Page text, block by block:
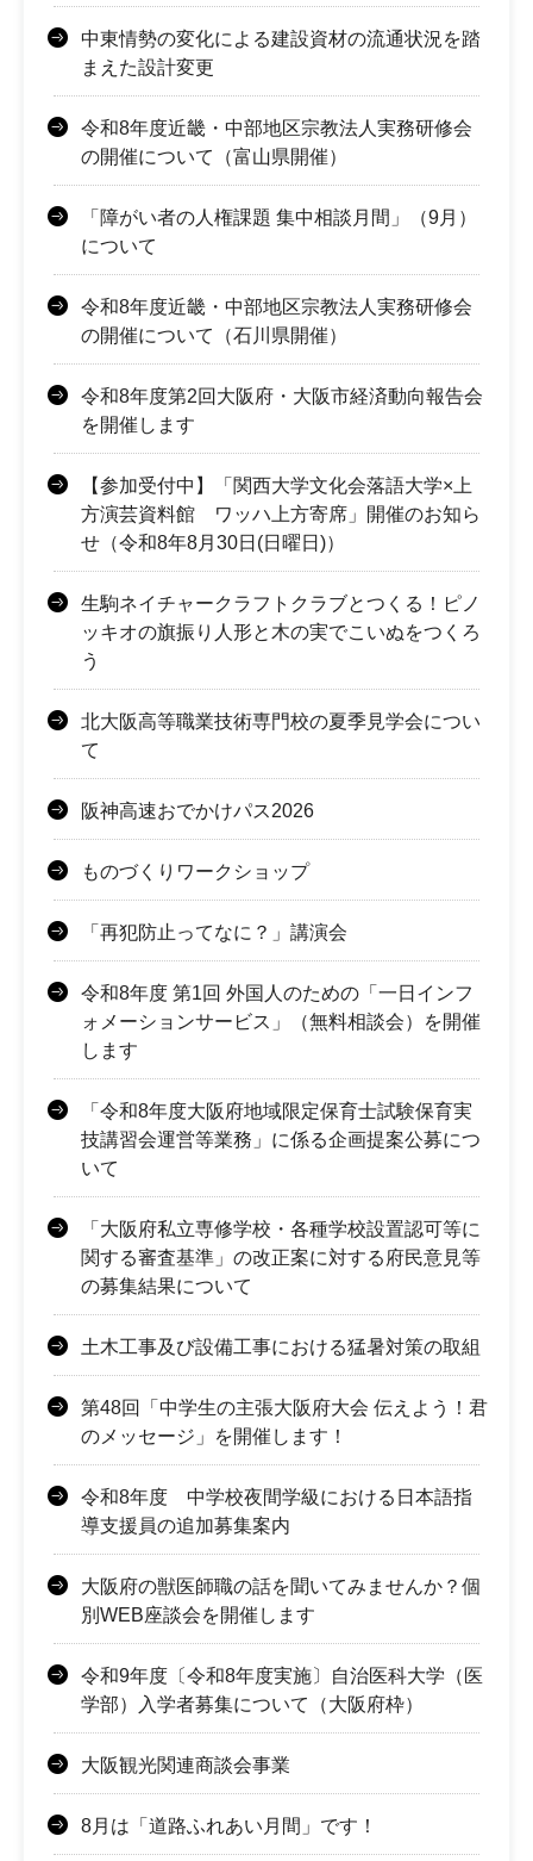
中東情勢の変化による建設資材の流通状況を踏
まえた設計変更
令和8年度近畿・中部地区宗教法人実務研修会
の開催について（富山県開催）
「障がい者の人権課題 集中相談月間」（9月）
について
令和8年度近畿・中部地区宗教法人実務研修会
の開催について（石川県開催）
令和8年度第2回大阪府・大阪市経済動向報告会
を開催します
【参加受付中】「関西大学文化会落語大学×上
方演芸資料館 ワッハ上方寄席」開催のお知ら
せ（令和8年8月30日(日曜日)）
生駒ネイチャークラフトクラブとつくる！ピノ
ッキオの旗振り人形と木の実でこいぬをつくろ
う
北大阪高等職業技術専門校の夏季見学会につい
て
阪神高速おでかけパス2026
ものづくりワークショップ
「再犯防止ってなに？」講演会
令和8年度 第1回 外国人のための「一日インフ
ォメーションサービス」（無料相談会）を開催
します
「令和8年度大阪府地域限定保育士試験保育実
技講習会運営等業務」に係る企画提案公募につ
いて
「大阪府私立専修学校・各種学校設置認可等に
関する審査基準」の改正案に対する府民意見等
の募集結果について
土木工事及び設備工事における猛暑対策の取組
第48回「中学生の主張大阪府大会 伝えよう！君
のメッセージ」を開催します！
令和8年度 中学校夜間学級における日本語指
導支援員の追加募集案内
大阪府の獣医師職の話を聞いてみませんか？個
別WEB座談会を開催します
令和9年度〔令和8年度実施〕自治医科大学（医
学部）入学者募集について（大阪府枠）
大阪観光関連商談会事業
8月は「道路ふれあい月間」です！